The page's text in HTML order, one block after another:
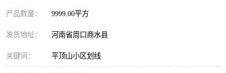
产品数量： 9999.00平方
发货地址： 河南省周口商水县
关键词： 平顶山小区划线